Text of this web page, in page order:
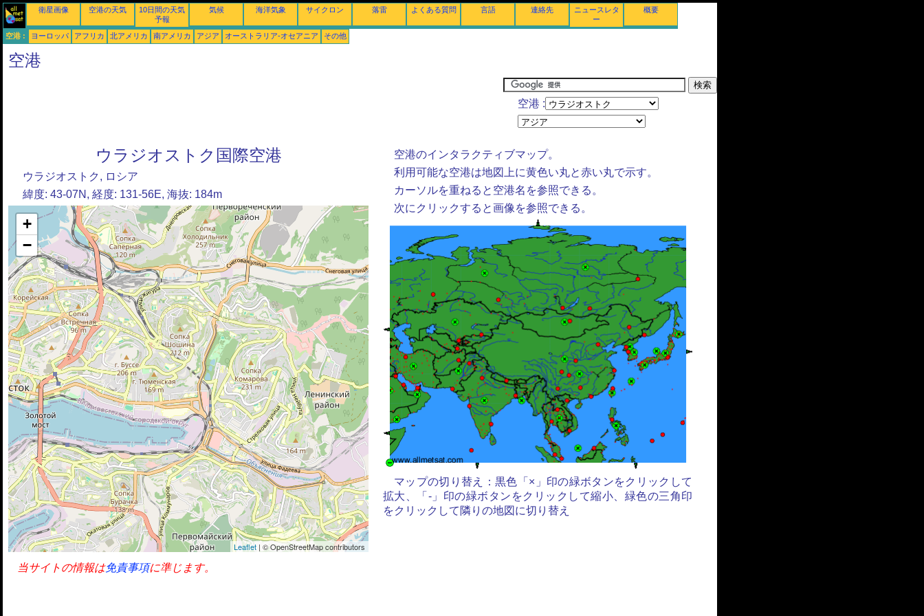
衛星画像 空港の天気
10日間の天気
予報
気候 海洋気象 サイクロン 落雷 よくある質問 言語 連絡先
ニュースレタ
ー
概要
空港 : ヨーロッパ アフリカ 北アメリカ 南アメリカ アジア オーストラリア-オセアニア その他
空港
空港 :
ウラジオストク国際空港
ウラジオストク, ロシア
緯度: 43-07N, 経度: 131-56E, 海抜: 184m
+
−
Leaflet | © OpenStreetMap contributors
空港のインタラクティブマップ。
利用可能な空港は地図上に黄色い丸と赤い丸で示す。
カーソルを重ねると空港名を参照できる。
次にクリックすると画像を参照できる。
マップの切り替え：黒色「×」印の緑ボタンをクリックして
拡大、「-」印の緑ボタンをクリックして縮小、緑色の三角印
をクリックして隣りの地図に切り替え
当サイトの情報は免責事項に準じます。